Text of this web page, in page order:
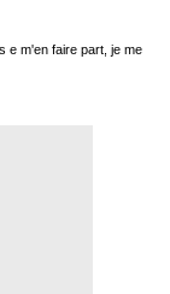
e m'en faire part, je me